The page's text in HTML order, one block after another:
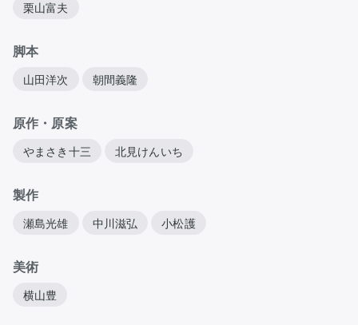
栗山富夫
脚本
山田洋次 朝間義隆
原作・原案
やまさき十三 北見けんいち
製作
瀬島光雄 中川滋弘 小松護
美術
横山豊